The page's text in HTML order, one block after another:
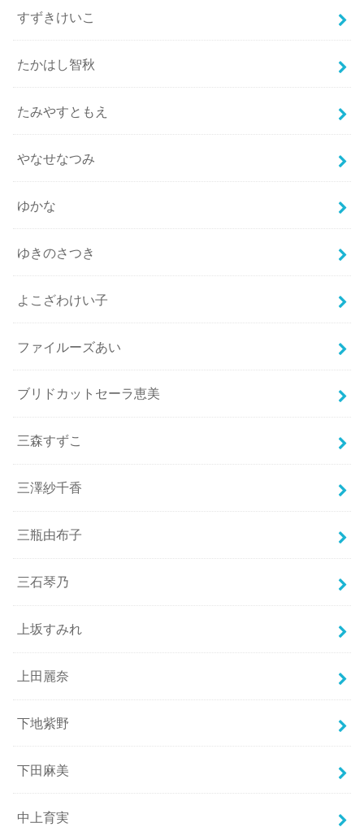
すずきけいこ
たかはし智秋
たみやすともえ
やなせなつみ
ゆかな
ゆきのさつき
よこざわけい子
ファイルーズあい
ブリドカットセーラ恵美
三森すずこ
三澤紗千香
三瓶由布子
三石琴乃
上坂すみれ
上田麗奈
下地紫野
下田麻美
中上育実